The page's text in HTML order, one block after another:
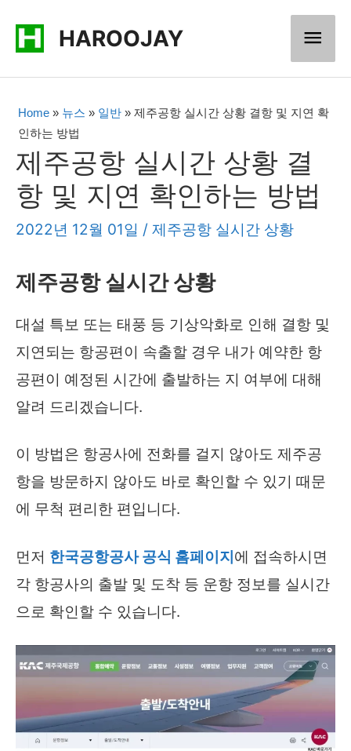
HAROOJAY
메
인
메
뉴
Home » 뉴스 » 일반 » 제주공항 실시간 상황 결항 및 지연 확
인하는 방법
제주공항 실시간 상황 결
항 및 지연 확인하는 방법
2022년 12월 01일 / 제주공항 실시간 상황
제주공항 실시간 상황
대설 특보 또는 태풍 등 기상악화로 인해 결항 및
지연되는 항공편이 속출할 경우 내가 예약한 항
공편이 예정된 시간에 출발하는 지 여부에 대해
알려 드리겠습니다.
이 방법은 항공사에 전화를 걸지 않아도 제주공
항을 방문하지 않아도 바로 확인할 수 있기 때문
에 무척 편리한 편입니다.
먼저 한국공항공사 공식 홈페이지에 접속하시면
각 항공사의 출발 및 도착 등 운항 정보를 실시간
으로 확인할 수 있습니다.